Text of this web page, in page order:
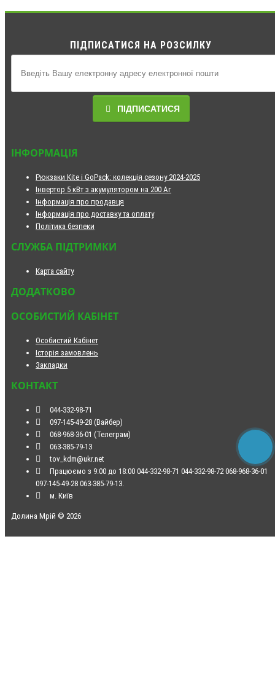
ПІДПИСАТИСЯ НА РОЗСИЛКУ
ПІДПИСАТИСЯ
ІНФОРМАЦІЯ
Рюкзаки Kite і GoPack: колекція сезону 2024-2025
Інвертор 5 кВт з акумулятором на 200 Аг
Інформація про продавця
Інформація про доставку та оплату
Політика безпеки
СЛУЖБА ПІДТРИМКИ
Карта сайту
ДОДАТКОВО
ОСОБИСТИЙ КАБІНЕТ
Особистий Кабінет
Історія замовлень
Закладки
КОНТАКТ
044-332-98-71
097-145-49-28 (Вайбер)
068-968-36-01 (Телеграм)
063-385-79-13
tov_kdm@ukr.net
Працюємо з 9:00 до 18:00 044-332-98-71 044-332-98-72 068-968-36-01
097-145-49-28 063-385-79-13.
м. Київ
Долина Мрій © 2026